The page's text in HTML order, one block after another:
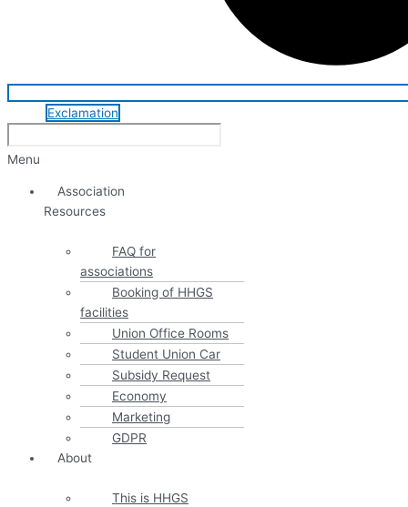
Exclamation
Menu
Association
Resources
FAQ for
associations
Booking of HHGS
facilities
Union Office Rooms
Student Union Car
Subsidy Request
Economy
Marketing
GDPR
About
This is HHGS